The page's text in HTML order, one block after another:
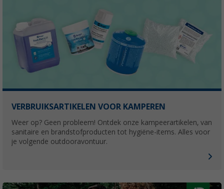
VERBRUIKSARTIKELEN VOOR KAMPEREN
Weer op? Geen probleem! Ontdek onze kampeerartikelen, van
sanitaire en brandstofproducten tot hygiëne-items. Alles voor
je volgende outdooravontuur.